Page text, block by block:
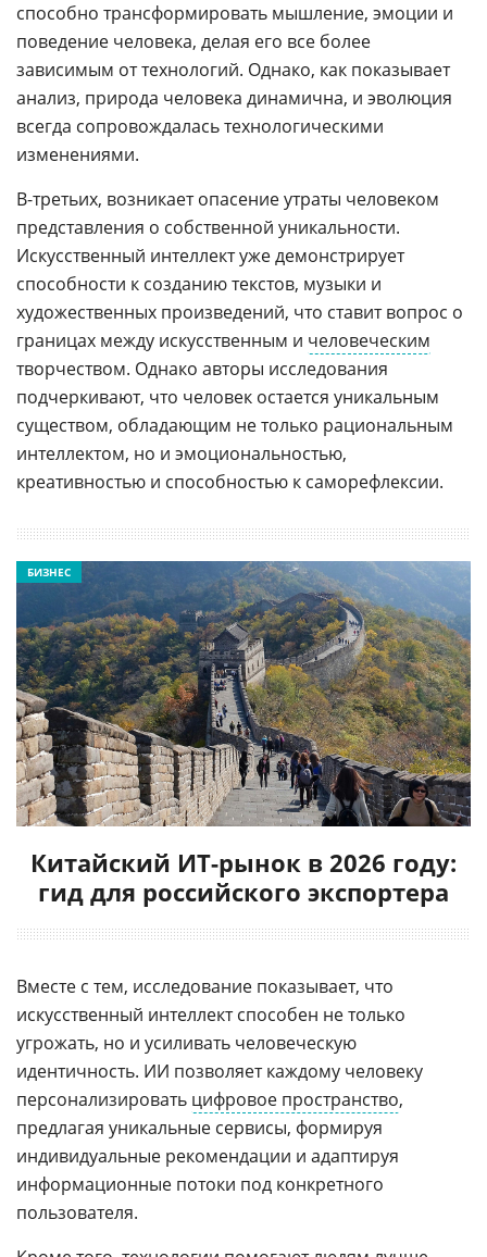
способно трансформировать мышление, эмоции и
поведение человека, делая его все более
зависимым от технологий. Однако, как показывает
анализ, природа человека динамична, и эволюция
всегда сопровождалась технологическими
изменениями.
В-третьих, возникает опасение утраты человеком
представления о собственной уникальности.
Искусственный интеллект уже демонстрирует
способности к созданию текстов, музыки и
художественных произведений, что ставит вопрос о
границах между искусственным и человеческим
творчеством. Однако авторы исследования
подчеркивают, что человек остается уникальным
существом, обладающим не только рациональным
интеллектом, но и эмоциональностью,
креативностью и способностью к саморефлексии.
Китайский ИТ-рынок в 2026 году:
гид для российского экспортера
БИЗНЕС
Вместе с тем, исследование показывает, что
искусственный интеллект способен не только
угрожать, но и усиливать человеческую
идентичность. ИИ позволяет каждому человеку
персонализировать цифровое пространство,
предлагая уникальные сервисы, формируя
индивидуальные рекомендации и адаптируя
информационные потоки под конкретного
пользователя.